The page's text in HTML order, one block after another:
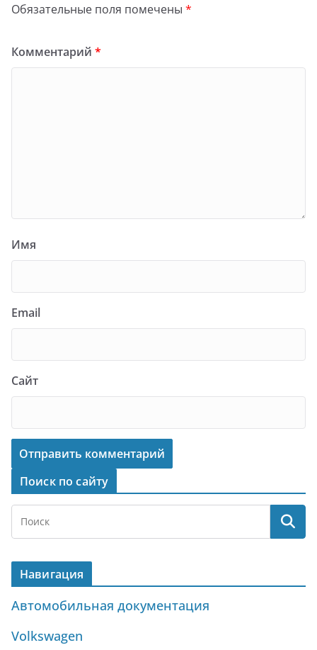
Обязательные поля помечены *
Комментарий *
Имя
Email
Сайт
Поиск по сайту
Навигация
Автомобильная документация
Volkswagen